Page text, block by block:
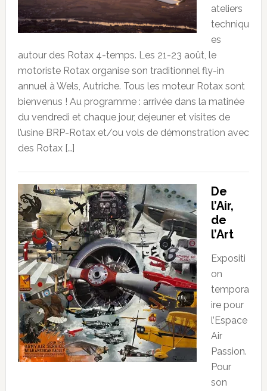
ateliers
techniqu
es
autour des Rotax 4-temps. Les 21-23 août, le
motoriste Rotax organise son traditionnel fly-in
annuel à Wels, Autriche. Tous les moteur Rotax sont
bienvenus ! Au programme : arrivée dans la matinée
du vendredi et chaque jour, dejeuner et visites de
l’usine BRP-Rotax et/ou vols de démonstration avec
des Rotax […]
De
l’Air,
de
l’Art
Expositi
on
tempora
ire pour
l’Espace
Air
Passion.
Pour
son